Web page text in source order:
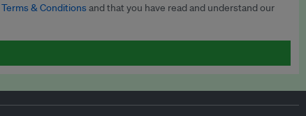
Terms & Conditionsand that you have read and understand our